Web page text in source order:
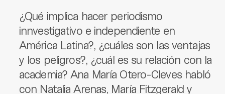
¿Qué implica hacer periodismo
innvestigativo e independiente en
América Latina?, ¿cuáles son las ventajas
y los peligros?, ¿cuál es su relación con la
academia? Ana María Otero-Cleves habló
con Natalia Arenas, María Fitzgerald y